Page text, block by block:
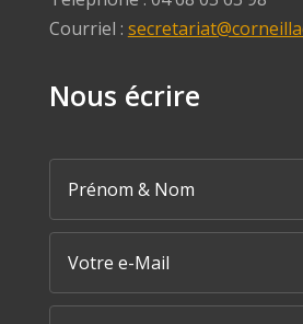
Courriel :
Nous écrire